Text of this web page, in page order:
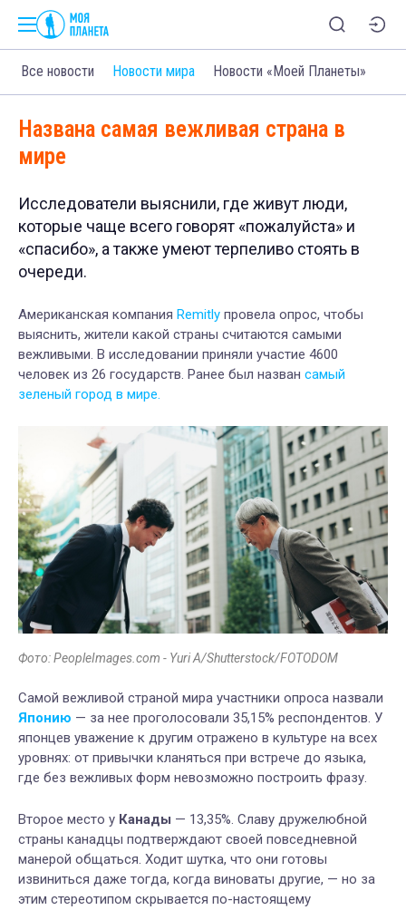
Все новости Новости мира Новости «Моей Планеты»
Названа самая вежливая страна в
мире
Исследователи выяснили, где живут люди,
которые чаще всего говорят «пожалуйста» и
«спасибо», а также умеют терпеливо стоять в
очереди.
Американская компания Remitly провела опрос, чтобы
выяснить, жители какой страны считаются самыми
вежливыми. В исследовании приняли участие 4600
человек из 26 государств. Ранее был назван самый
зеленый город в мире.
Фото: PeopleImages.com - Yuri A/Shutterstock/FOTODOM
Самой вежливой страной мира участники опроса назвали
Японию — за нее проголосовали 35,15% респондентов. У
японцев уважение к другим отражено в культуре на всех
уровнях: от привычки кланяться при встрече до языка,
где без вежливых форм невозможно построить фразу.
Второе место у Канады — 13,35%. Славу дружелюбной
страны канадцы подтверждают своей повседневной
манерой общаться. Ходит шутка, что они готовы
извиниться даже тогда, когда виноваты другие, — но за
этим стереотипом скрывается по-настоящему